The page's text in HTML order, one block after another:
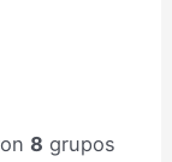
8 grupos